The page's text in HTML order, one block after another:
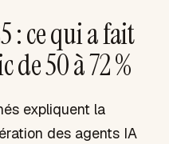
: ce qui a fait
de 50 à 72 %
expliquent la
des agents IA